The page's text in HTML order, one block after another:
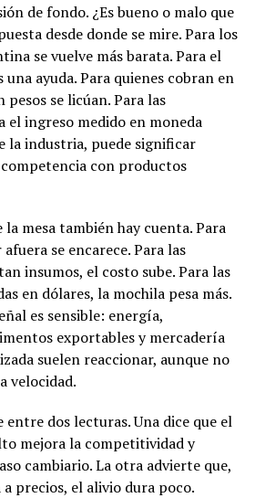
de fondo. ¿Es bueno o malo que
desde donde se mire. Para los
se vuelve más barata. Para el
ayuda. Para quienes cobran en
pesos se licúan. Para las
el ingreso medido en moneda
la industria, puede significar
con productos
mesa también hay cuenta. Para
se encarece. Para las
insumos, el costo sube. Para las
en dólares, la mochila pesa más.
es sensible: energía,
exportables y mercadería
suelen reaccionar, aunque no
velocidad.
entre dos lecturas. Una dice que el
mejora la competitividad y
cambiario. La otra advierte que,
precios, el alivio dura poco.